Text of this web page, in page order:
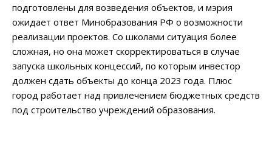
подготовлены для возведения объектов, и мэрия
ожидает ответ Минобразования РФ о возможности
реализации проектов. Со школами ситуация более
сложная, но она может скорректироваться в случае
запуска школьных концессий, по которым инвестор
должен сдать объекты до конца 2023 года. Плюс
город работает над привлечением бюджетных средств
под строительство учреждений образования.